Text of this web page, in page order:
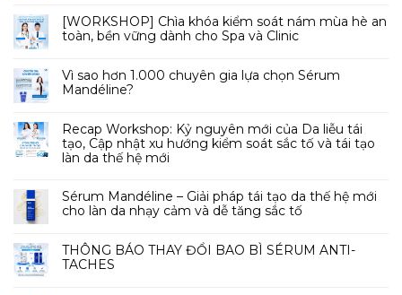
[WORKSHOP] Chìa khóa kiểm soát nám mùa hè an
toàn, bền vững dành cho Spa và Clinic
Vì sao hơn 1.000 chuyên gia lựa chọn Sérum
Mandéline?
Recap Workshop: Kỷ nguyên mới của Da liễu tái
tạo, Cập nhật xu hướng kiểm soát sắc tố và tái tạo
làn da thế hệ mới
Sérum Mandéline – Giải pháp tái tạo da thế hệ mới
cho làn da nhạy cảm và dễ tăng sắc tố
THÔNG BÁO THAY ĐỔI BAO BÌ SÉRUM ANTI-
TACHES